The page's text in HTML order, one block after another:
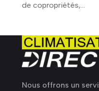
de copropriétés,...
Nous offrons un